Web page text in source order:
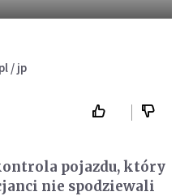
/ jp
pojazdu, który
nie spodziewali